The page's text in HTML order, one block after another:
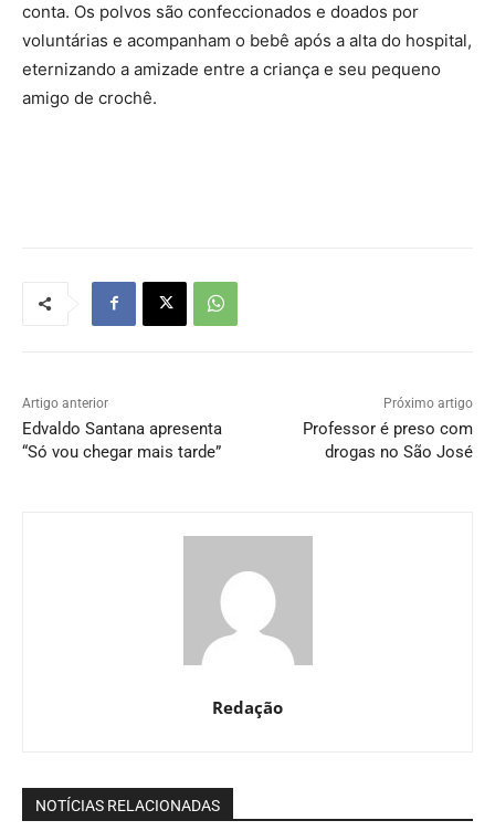
conta. Os polvos são confeccionados e doados por
voluntárias e acompanham o bebê após a alta do hospital,
eternizando a amizade entre a criança e seu pequeno
amigo de crochê.
Artigo anterior
Edvaldo Santana apresenta
“Só vou chegar mais tarde”
Próximo artigo
Professor é preso com
drogas no São José
Redação
NOTÍCIAS RELACIONADAS